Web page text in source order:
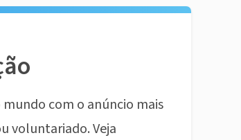
com o anúncio mais
voluntariado. Veja